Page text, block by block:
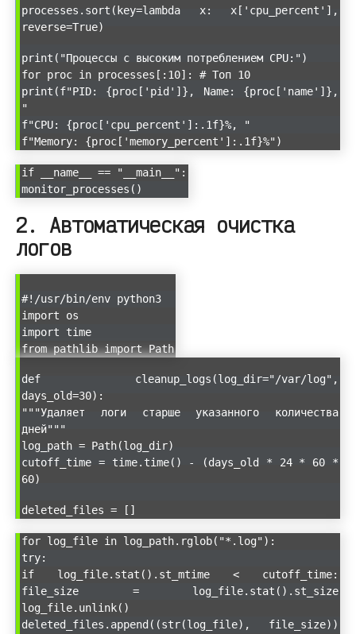
processes.sort(key=lambda x: x['cpu_percent'],
reverse=True)
print("Процессы с высоким потреблением CPU:")
for proc in processes[:10]: # Топ 10
print(f"PID: {proc['pid']}, Name: {proc['name']},
"
f"CPU: {proc['cpu_percent']:.1f}%, "
f"Memory: {proc['memory_percent']:.1f}%")
if __name__ == "__main__":
monitor_processes()
2. Автоматическая очистка
логов
#!/usr/bin/env python3
import os
import time
from pathlib import Path
def cleanup_logs(log_dir="/var/log",
days_old=30):
"""Удаляет логи старше указанного количества
дней"""
log_path = Path(log_dir)
cutoff_time = time.time() - (days_old * 24 * 60 *
60)
deleted_files = []
for log_file in log_path.rglob("*.log"):
try:
if log_file.stat().st_mtime < cutoff_time:
file_size = log_file.stat().st_size
log_file.unlink()
deleted_files.append((str(log_file), file_size))